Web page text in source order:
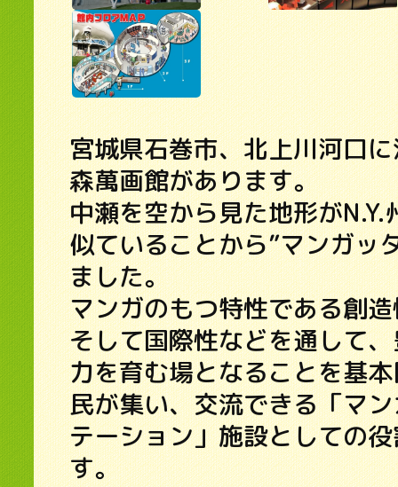
宮城県石巻市、北上川河口
森萬画館があります。
中瀬を空から見た地形が
似ていることから”マンガッ
ました。
マンガのもつ特性である創
そして国際性などを通して
力を育む場となることを基
民が集い、交流できる「マ
テーション」施設としての
す。